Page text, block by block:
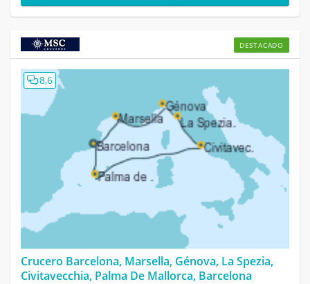
DESTACADO
8,6
Crucero Barcelona, Marsella, Génova, La Spezia,
Civitavecchia, Palma De Mallorca, Barcelona